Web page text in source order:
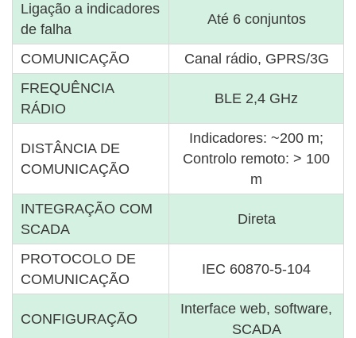
Ligação a indicadores
de falha
Até 6 conjuntos
COMUNICAÇÃO
Canal rádio, GPRS/3G
FREQUÊNCIA
RÁDIO
BLE 2,4 GHz
DISTÂNCIA DE
COMUNICAÇÃO
Indicadores: ~200 m;
Controlo remoto: > 100
m
INTEGRAÇÃO COM
SCADA
Direta
PROTOCOLO DE
COMUNICAÇÃO
IEC 60870-5-104
CONFIGURAÇÃO
Interface web, software,
SCADA